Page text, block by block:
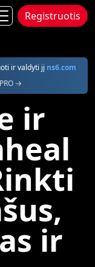
Registruotis
ir valdyti jį ns6.com
→
ir
ir